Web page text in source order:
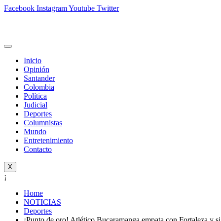
Facebook InstagramYoutube Twitter
Inicio
Opinión
Santander
Colombia
Política
Judicial
Deportes
Columnistas
Mundo
Entretenimiento
Contacto
X
¡
Home
NOTICIAS
Deportes